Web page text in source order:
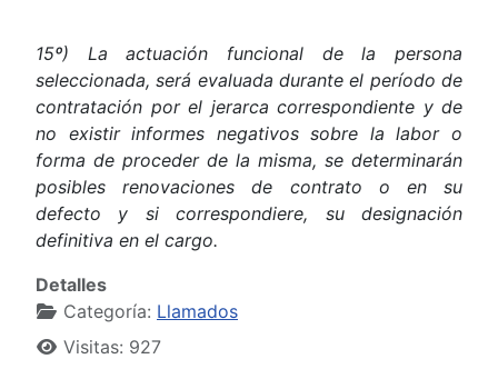
15º) La actuación funcional de la persona
seleccionada, será evaluada durante el período de
contratación por el jerarca correspondiente y de
no existir informes negativos sobre la labor o
forma de proceder de la misma, se determinarán
posibles renovaciones de contrato o en su
defecto y si correspondiere, su designación
definitiva en el cargo.
Detalles
Categoría: Llamados
Visitas: 927